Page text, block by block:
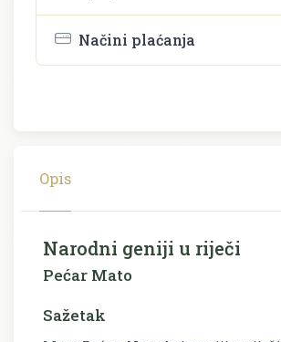
Načini plaćanja
Opis
Narodni geniji u riječi
Pećar Mato
Sažetak